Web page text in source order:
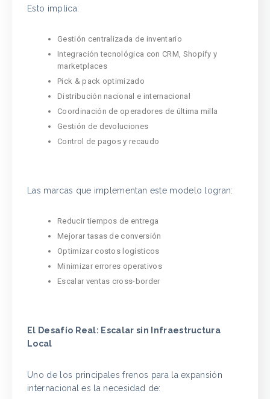
Esto implica:
Gestión centralizada de inventario
Integración tecnológica con CRM, Shopify y
marketplaces
Pick & pack optimizado
Distribución nacional e internacional
Coordinación de operadores de última milla
Gestión de devoluciones
Control de pagos y recaudo
Las marcas que implementan este modelo logran:
Reducir tiempos de entrega
Mejorar tasas de conversión
Optimizar costos logísticos
Minimizar errores operativos
Escalar ventas cross-border
El Desafío Real: Escalar sin Infraestructura
Local
Uno de los principales frenos para la expansión
internacional es la necesidad de: